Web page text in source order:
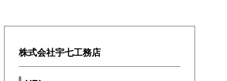
株式会社宇七工務店